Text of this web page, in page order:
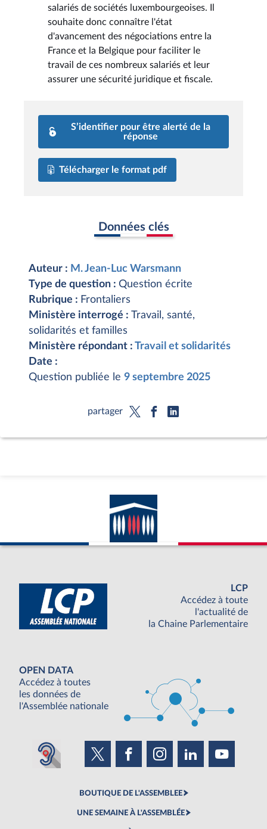
salariés de sociétés luxembourgeoises. Il
souhaite donc connaître l'état
d'avancement des négociations entre la
France et la Belgique pour faciliter le
travail de ces nombreux salariés et leur
assurer une sécurité juridique et fiscale.
S’identifier pour être alerté de la
réponse
Télécharger le format pdf
Données clés
Auteur : M. Jean-Luc Warsmann
Type de question : Question écrite
Rubrique : Frontaliers
Ministère interrogé : Travail, santé,
solidarités et familles
Ministère répondant : Travail et solidarités
Date :
Question publiée le 9 septembre 2025
partager
LCP
Accédez à toute
l'actualité de
la Chaine Parlementaire
OPEN DATA
Accédez à toutes
les données de
l'Assemblée nationale
BOUTIQUE DE L'ASSEMBLEE
UNE SEMAINE À L'ASSEMBLÉE